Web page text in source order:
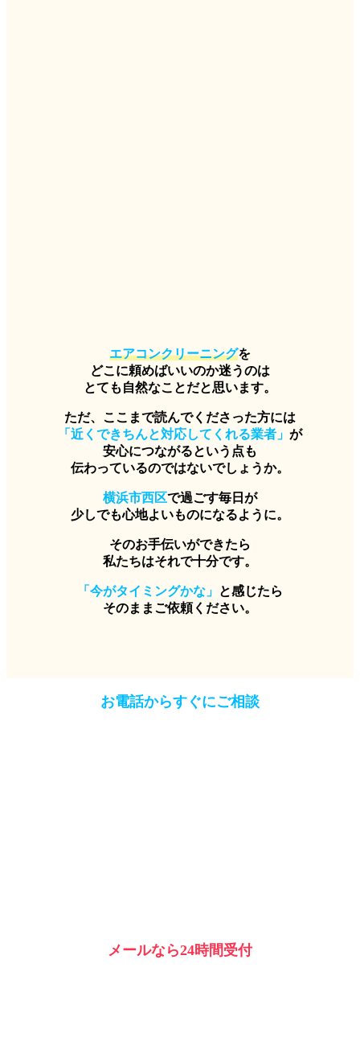
エアコンクリーニングを
どこに頼めばいいのか迷うのは
とても自然なことだと思います。
ただ、ここまで読んでくださった方には
「近くできちんと対応してくれる業者」 が
安心につながるという点も
伝わっているのではないでしょうか。
横浜市西区で過ごす毎日が
少しでも心地よいものになるように。
そのお手伝いができたら
私たちはそれで十分です。
「今がタイミングかな」 と感じたら
そのままご依頼ください。
お電話からすぐにご相談
メールなら24時間受付